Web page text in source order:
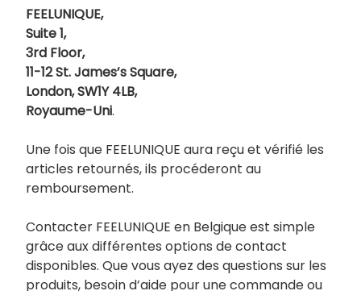
FEELUNIQUE,
Suite 1,
3rd Floor,
11-12 St. James’s Square,
London, SW1Y 4LB,
Royaume-Uni.
Une fois que FEELUNIQUE aura reçu et vérifié les
articles retournés, ils procéderont au
remboursement.
Contacter FEELUNIQUE en Belgique est simple
grâce aux différentes options de contact
disponibles. Que vous ayez des questions sur les
produits, besoin d’aide pour une commande ou